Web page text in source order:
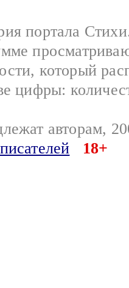
портала
который
цифры:
авторам,
18+